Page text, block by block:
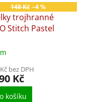
148 Kč –4 %
trojhranné
Stitch Pastel
bez DPH
Kč
košíku